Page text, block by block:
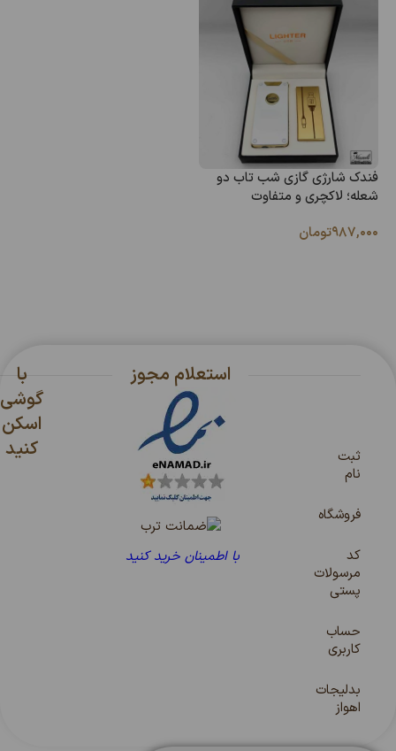
فندک شارژی گازی شب تاب دو
شعله؛ لاکچری و متفاوت
۹۸۷,۰۰۰تومان
ثبت
نام
فروشگاه
کد
مرسولات
پستی
حساب
کاربری
بدلیجات
اهواز
استعلام مجوز
با اطمینان خرید کنید
با
گوشی
اسکن
کنید